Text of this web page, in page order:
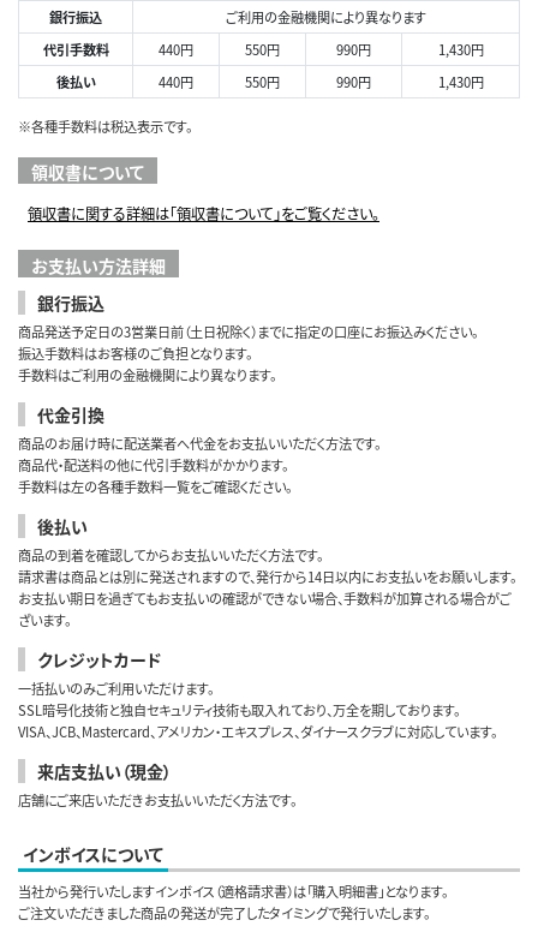
銀行振込
ご利用の金融機関により異なります
代引手数料
440円 550円 990円
1,430円
後払い
440円 550円 990円 1,430円
※各種手数料は税込表示です。
領収書について
領収書に関する詳細は「領収書について」をご覧ください。
お支払い方法詳細
銀行振込
商品発送予定日の3営業日前（土日祝除く）までに指定の口座にお振込みください。
振込手数料はお客様のご負担となります。
手数料はご利用の金融機関により異なります。
代金引換
商品のお届け時に配送業者へ代金をお支払いいただく方法です。
商品代・配送料の他に代引手数料がかかります。
手数料は左の各種手数料一覧をご確認ください。
後払い
商品の到着を確認してからお支払いいただく方法です。
請求書は商品とは別に発送されますので、発行から14日以内にお支払いをお願いします。
お支払い期日を過ぎてもお支払いの確認ができない場合、手数料が加算される場合がご
ざいます。
クレジットカード
一括払いのみご利用いただけます。
SSL暗号化技術と独自セキュリティ技術も取入れており、万全を期しております。
VISA、JCB、Mastercard、アメリカン・エキスプレス、ダイナースクラブに対応しています。
来店支払い（現金）
店舗にご来店いただきお支払いいただく方法です。
インボイスについて
当社から発行いたしますインボイス（適格請求書）は「購入明細書」となります。
ご注文いただきました商品の発送が完了したタイミングで発行いたします。